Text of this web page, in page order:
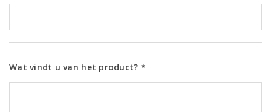
Wat vindt u van het product? *